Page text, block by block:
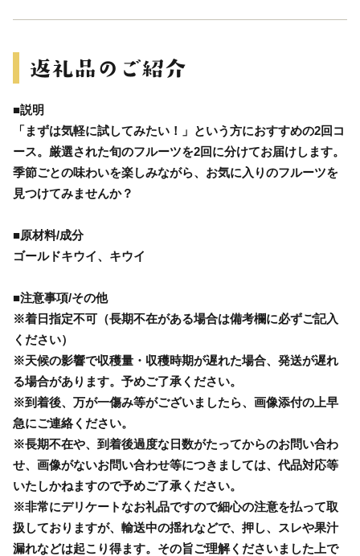
■説明
「まずは気軽に試してみたい！」という方におすすめの2回コ
ース。厳選された旬のフルーツを2回に分けてお届けします。
季節ごとの味わいを楽しみながら、お気に入りのフルーツを
見つけてみませんか？
■原材料/成分
ゴールドキウイ、キウイ
■注意事項/その他
※着日指定不可（長期不在がある場合は備考欄に必ずご記入
ください）
※天候の影響で収穫量・収穫時期が遅れた場合、発送が遅れ
る場合があります。予めご了承ください。
※到着後、万が一傷み等がございましたら、画像添付の上早
急にご連絡ください。
※長期不在や、到着後過度な日数がたってからのお問い合わ
せ、画像がないお問い合わせ等につきましては、代品対応等
いたしかねますので予めご了承ください。
※非常にデリケートなお礼品ですので細心の注意を払って取
扱しておりますが、輸送中の揺れなどで、押し、スレや果汁
漏れなどは起こり得ます。その旨ご理解くださいました上で